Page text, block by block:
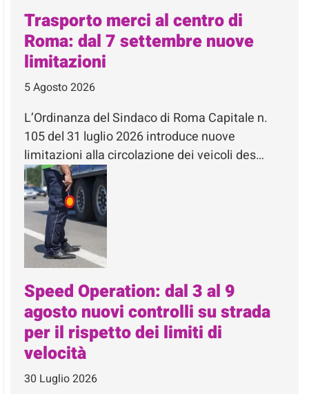
Trasporto merci al centro di
Roma: dal 7 settembre nuove
limitazioni
5 Agosto 2026
L’Ordinanza del Sindaco di Roma Capitale n.
105 del 31 luglio 2026 introduce nuove
limitazioni alla circolazione dei veicoli des…
Speed Operation: dal 3 al 9
agosto nuovi controlli su strada
per il rispetto dei limiti di
velocità
30 Luglio 2026